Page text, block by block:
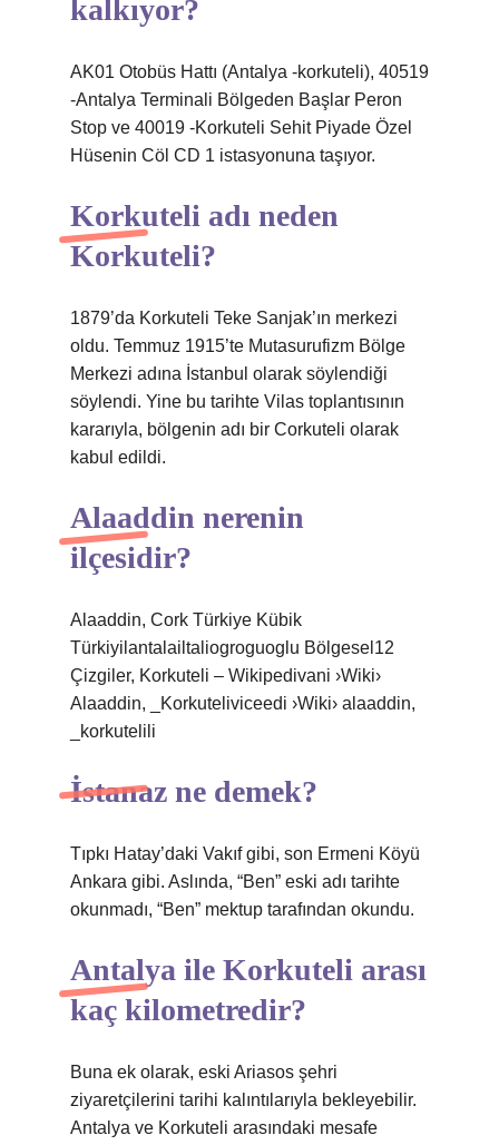
kalkıyor?
AK01 Otobüs Hattı (Antalya -korkuteli), 40519
-Antalya Terminali Bölgeden Başlar Peron
Stop ve 40019 -Korkuteli Sehit Piyade Özel
Hüsenin Cöl CD 1 istasyonuna taşıyor.
Korkuteli adı neden
Korkuteli?
1879’da Korkuteli Teke Sanjak’ın merkezi
oldu. Temmuz 1915’te Mutasurufizm Bölge
Merkezi adına İstanbul olarak söylendiği
söylendi. Yine bu tarihte Vilas toplantısının
kararıyla, bölgenin adı bir Corkuteli olarak
kabul edildi.
Alaaddin nerenin
ilçesidir?
Alaaddin, Cork Türkiye Kübik
Türkiyilantalailtaliogroguoglu Bölgesel12
Çizgiler, Korkuteli – Wikipedivani ›Wiki›
Alaaddin, _Korkuteliviceedi ›Wiki› alaaddin,
_korkutelili
İstanaz ne demek?
Tıpkı Hatay’daki Vakıf gibi, son Ermeni Köyü
Ankara gibi. Aslında, “Ben” eski adı tarihte
okunmadı, “Ben” mektup tarafından okundu.
Antalya ile Korkuteli arası
kaç kilometredir?
Buna ek olarak, eski Ariasos şehri
ziyaretçilerini tarihi kalıntılarıyla bekleyebilir.
Antalya ve Korkuteli arasındaki mesafe